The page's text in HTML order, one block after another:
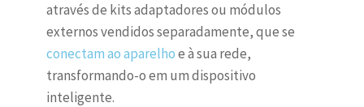
através de kits adaptadores ou módulos
externos vendidos separadamente, que se
conectam ao aparelhoe à sua rede,
transformando-o em um dispositivo
inteligente.